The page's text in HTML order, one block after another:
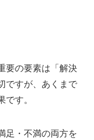
要の要素は「解決
ですが、あくまで
す。
足・不満の両方を